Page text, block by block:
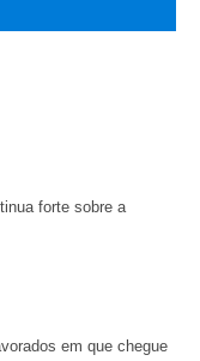
forte sobre a
em que chegue